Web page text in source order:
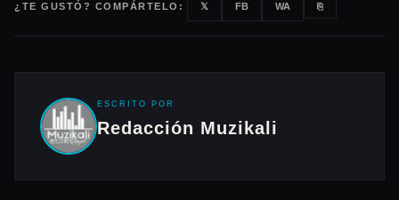
¿TE GUSTÓ? COMPÁRTELO: 𝕏 FB WA ⎘
ESCRITO POR
Redacción Muzikali